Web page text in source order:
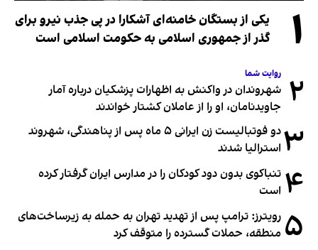
۱
یکی از بستگان خامنه‌ای آشکارا در پی جذب نیرو برای
گذر از جمهوری اسلامی به حکومت اسلامی است
۲ روایت شما
شهروندان در واکنش به اظهارات پزشکیان درباره آمار
جاویدنامان، او را از عاملان کشتار خواندند
۳
دو فوتبالیست زن ایرانی ۵ ماه پس از پناهندگی، شهروند
استرالیا شدند
۴ تنباکوی بدون دود کودکان را در مدارس ایران گرفتار کرده
است
۵ رویترز: ترامپ پس از تهدید تهران به حمله به زیرساخت‌های
منطقه، حملات گسترده را متوقف کرد